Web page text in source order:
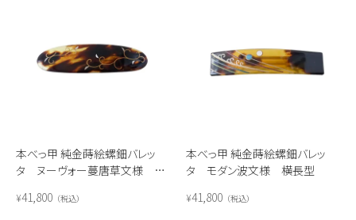
本べっ甲 純金蒔絵螺鈿バレッ
タ ヌーヴォー蔓唐草文様 楕
¥41,800 税込
本べっ甲 純金蒔絵螺鈿バレッ
タ モダン波文様 横長型
¥41,800 税込